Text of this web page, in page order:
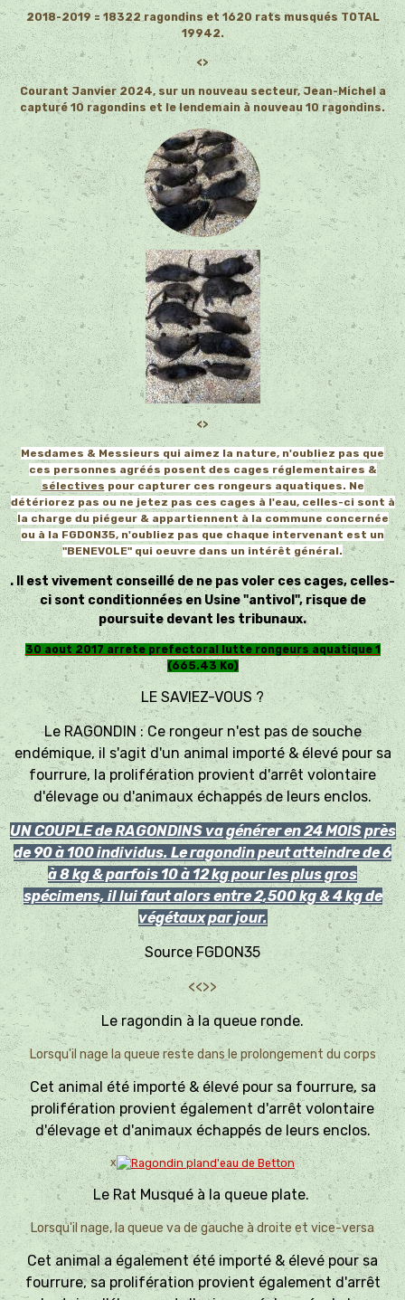
2018-2019 = 18322 ragondins et 1620 rats musqués TOTAL
19942.
<>
Courant Janvier 2024, sur un nouveau secteur, Jean-Michel a
capturé 10 ragondins et le lendemain à nouveau 10 ragondins.
<>
Mesdames & Messieurs qui aimez la nature, n'oubliez pas que
ces personnes agréés posent des cages réglementaires &
sélectives pour capturer ces rongeurs aquatiques. Ne
détériorez pas ou ne jetez pas ces cages à l'eau, celles-ci sont à
la charge du piégeur & appartiennent à la commune concernée
ou à la FGDON35, n'oubliez pas que chaque intervenant est un
"BENEVOLE" qui oeuvre dans un intérêt général.
. Il est vivement conseillé de ne pas voler ces cages, celles-
ci sont conditionnées en Usine "antivol", risque de
poursuite devant les tribunaux.
30 aout 2017 arrete prefectoral lutte rongeurs aquatique 1
(665.43 Ko)
LE SAVIEZ-VOUS ?
Le RAGONDIN : Ce rongeur n'est pas de souche
endémique, il s'agit d'un animal importé & élevé pour sa
fourrure, la prolifération provient d'arrêt volontaire
d'élevage ou d'animaux échappés de leurs enclos.
UN COUPLE de RAGONDINS va générer en 24 MOIS près
de 90 à 100 individus. Le ragondin peut atteindre de 6
à 8 kg & parfois 10 à 12 kg pour les plus gros
spécimens, il lui faut alors entre 2,500 kg & 4 kg de
végétaux par jour.
Source FGDON35
<<>>
Le ragondin à la queue ronde.
Lorsqu'il nage la queue reste dans le prolongement du corps
Cet animal été importé & élevé pour sa fourrure, sa
prolifération provient également d'arrêt volontaire
d'élevage et d'animaux échappés de leurs enclos.
x
Le Rat Musqué à la queue plate.
Lorsqu'il nage, la queue va de gauche à droite et vice-versa
Cet animal a également été importé & élevé pour sa
fourrure, sa prolifération provient également d'arrêt